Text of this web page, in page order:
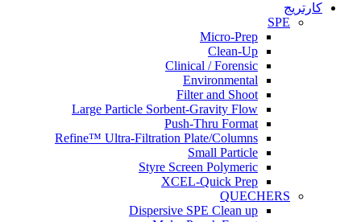
کارتریج
SPE
Micro-Prep
Clean-Up
Clinical / Forensic
Environmental
Filter and Shoot
Large Particle Sorbent-Gravity Flow
Push-Thru Format
Refine™ Ultra-Filtration Plate/Columns
Small Particle
Styre Screen Polymeric
XCEL-Quick Prep
QUECHERS
Dispersive SPE Clean up